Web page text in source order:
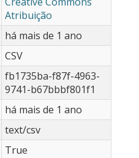
Atribuição
há mais de 1 ano
CSV
fb1735ba-f87f-4963-
9741-b67bbbf801f1
há mais de 1 ano
text/csv
True